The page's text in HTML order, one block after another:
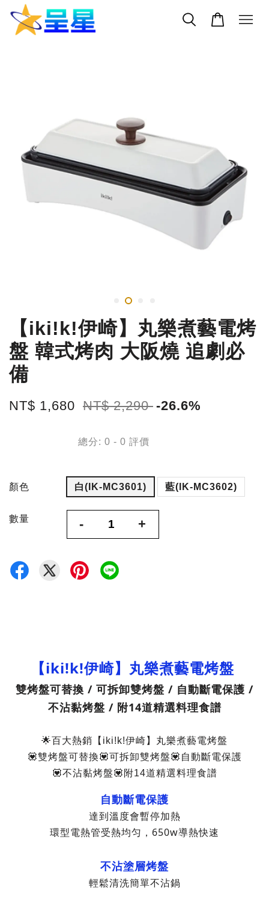
【iki!k!伊崎】丸樂煮藝電烤
盤 韓式烤肉 大阪燒 追劇必
備
NT$ 1,680 NT$ 2,290 -26.6%
總分: 0 - 0 評價
顏色 白(IK-MC3601) 藍(IK-MC3602)
數量 - +
【iki!k!伊崎】 丸樂煮藝電烤盤
雙烤盤可替換 / 可拆卸雙烤盤 / 自動斷電保護 /
不沾黏烤盤 / 附14道精選料理食譜
🌟百大熱銷【iki!k!伊崎】丸樂煮藝電烤盤
💟雙烤盤可替換💟可拆卸雙烤盤💟自動斷電保護
💟不沾黏烤盤💟附14道精選料理食譜
自動斷電保護
達到溫度會暫停加熱
環型電熱管受熱均匀，650w導熱快速
不沾塗層烤盤
輕鬆清洗簡單不沾鍋